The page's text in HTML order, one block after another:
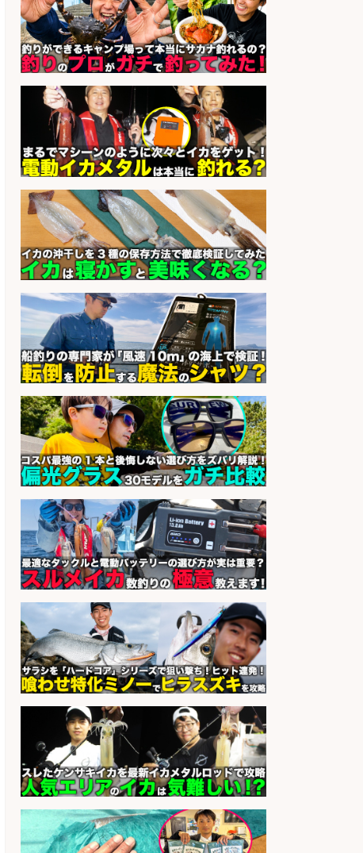
sponsored by 求人ボックス
営業事務/「大津市」釣り具メーカ
ーの物流事務・営業アシスタント/
小野駅から徒歩6分/「時給1,300
円」/大型連休あり×残業なし×土日
祝休み/滋賀県
会社名 株式会社ホットスタッフ滋賀
日払いOKで即日収入/ライン作業員/
「堺市堺区」 未経験歓迎/入社祝金
10万円/堺市堺区の工場で自転車部
祝休みで年間休日126日
会社名
パーソルファクトリーパートナ
ーズ株式会社
sponsored by 求人ボックス
日払いOKで即日収入/製造スタッフ/
「堺市堺区」 土日祝休みで年間休日
126日&入社祝金10万円/堺市堺区の
工場で自転車部品や釣り具の組立/
会社名
パーソルファクトリーパートナ
ーズ株式会社
sponsored by 求人ボックス
フ/未経験歓迎/交通費支給/制服貸
与/正社員登用あり
会社名 株式会社REnista
sponsored by 求人ボックス
精肉・青果・鮮魚販売/「志布志
市」「時給1,150円〜」志布志市内
でお魚のカットや商品の陳列スタッ
フ/車通勤OK×時間選べる×未経験歓
迎/鹿児島県/志布志市
会社名 株式会社ホットスタッフ鹿児島